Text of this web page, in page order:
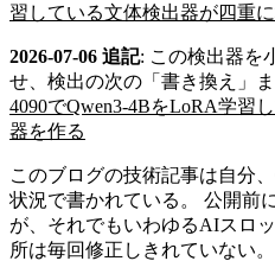
習している文体検出器が四重
2026-07-06 追記: この検出器を
せ、検出の次の「書き換え」
4090でQwen3-4BをLoRA学習
器を作る
このブログの技術記事は自分
状況で書かれている。 公開前
が、それでもいわゆるAIスロ
所は毎回修正しきれていない。